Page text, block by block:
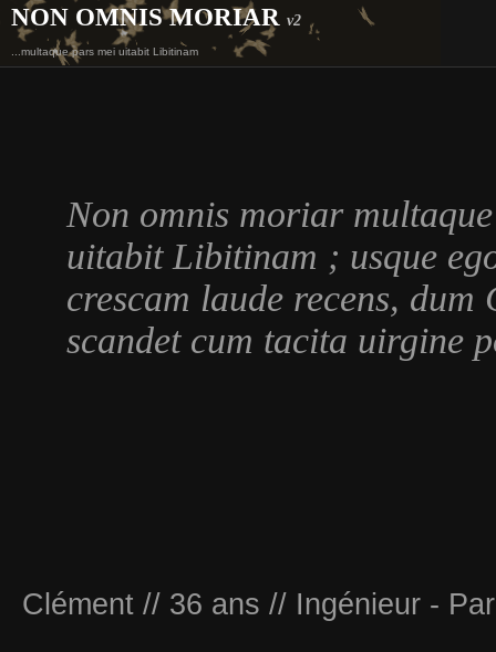
NON OMNIS MORIAR v2
...multaque pars mei uitabit Libitinam
Non omnis moriar
uitabit Libitinam ; usque
crescam laude recens, dum
scandet cum tacita uirgine
Clément // 36 ans // Ingénieur -